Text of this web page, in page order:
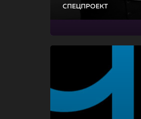
СПЕЦПРОЕКТ